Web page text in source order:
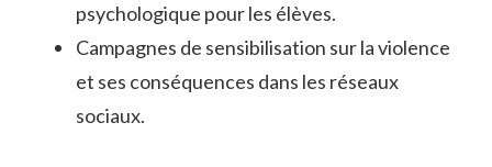
psychologique pour les élèves.
Campagnes de sensibilisation sur la violence
et ses conséquences dans les réseaux
sociaux.